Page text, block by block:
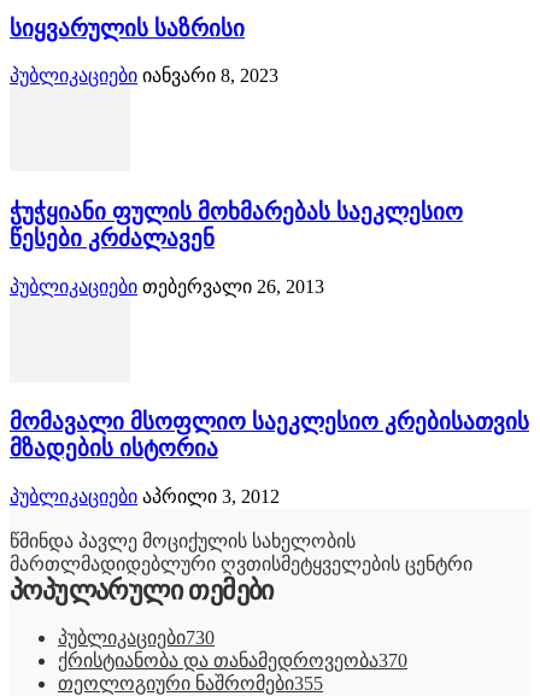
სიყვარულის საზრისი
პუბლიკაციები იანვარი 8, 2023
ჭუჭყიანი ფულის მოხმარებას საეკლესიო
წესები კრძალავენ
პუბლიკაციები თებერვალი 26, 2013
მომავალი მსოფლიო საეკლესიო კრებისათვის
მზადების ისტორია
პუბლიკაციები აპრილი 3, 2012
წმინდა პავლე მოციქულის სახელობის
მართლმადიდებლური ღვთისმეტყველების ცენტრი
პოპულარული თემები
პუბლიკაციები730
ქრისტიანობა და თანამედროვეობა370
თეოლოგიური ნაშრომები355